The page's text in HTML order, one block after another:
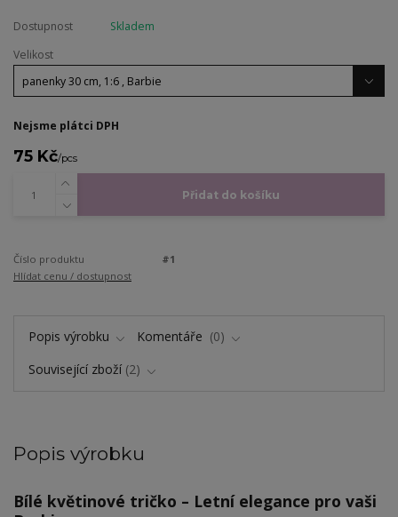
Dostupnost
Skladem
Velikost
Nejsme plátci DPH
75 Kč/pcs
Přidat do košíku
Číslo produktu
#1
Hlídat cenu / dostupnost
Popis výrobku Komentáře
0
Související zboží 2
Popis výrobku
Bílé květinové tričko – Letní elegance pro vaši